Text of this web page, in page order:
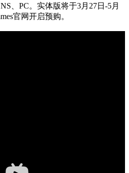
、PC。实体版将于3月27日-5月
官网开启预购。